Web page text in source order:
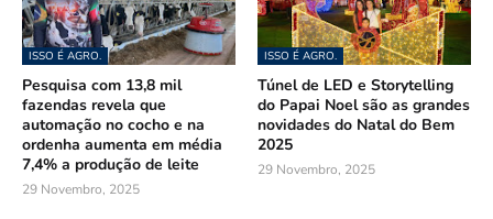
ISSO É AGRO.
Pesquisa com 13,8 mil
fazendas revela que
automação no cocho e na
ordenha aumenta em média
7,4% a produção de leite
29 Novembro, 2025
ISSO É AGRO.
Túnel de LED e Storytelling
do Papai Noel são as grandes
novidades do Natal do Bem
2025
29 Novembro, 2025